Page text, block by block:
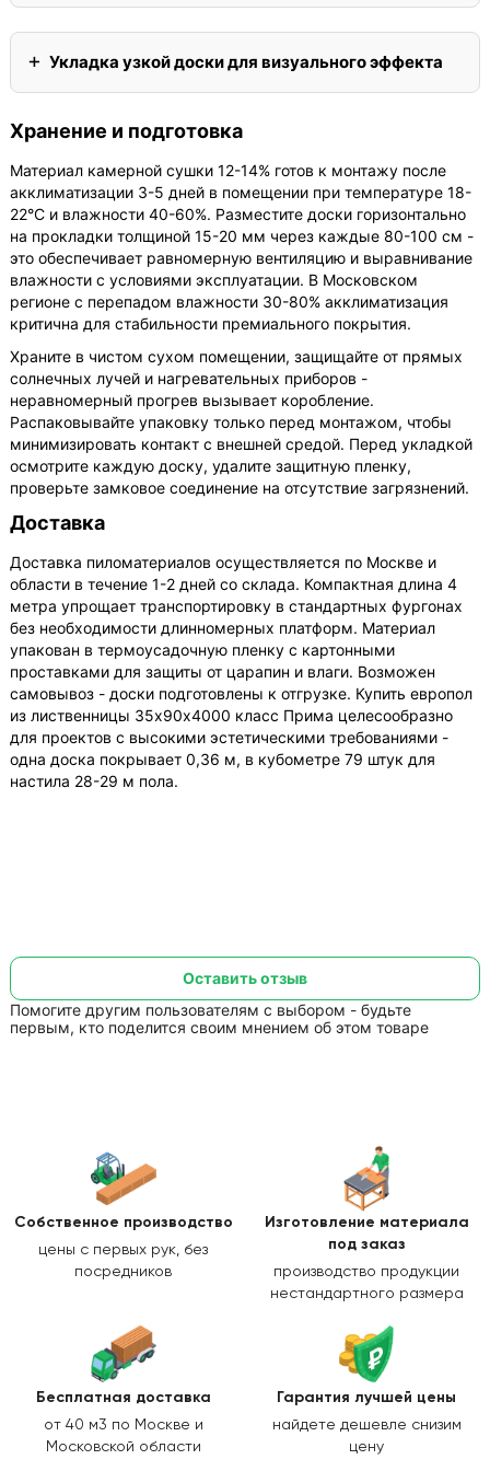
Укладка узкой доски для визуального эффекта
Хранение и подготовка
Материал камерной сушки 12-14% готов к монтажу после
акклиматизации 3-5 дней в помещении при температуре 18-
22°C и влажности 40-60%. Разместите доски горизонтально
на прокладки толщиной 15-20 мм через каждые 80-100 см -
это обеспечивает равномерную вентиляцию и выравнивание
влажности с условиями эксплуатации. В Московском
регионе с перепадом влажности 30-80% акклиматизация
критична для стабильности премиального покрытия.
Храните в чистом сухом помещении, защищайте от прямых
солнечных лучей и нагревательных приборов -
неравномерный прогрев вызывает коробление.
Распаковывайте упаковку только перед монтажом, чтобы
минимизировать контакт с внешней средой. Перед укладкой
осмотрите каждую доску, удалите защитную пленку,
проверьте замковое соединение на отсутствие загрязнений.
Доставка
Доставка пиломатериалов осуществляется по Москве и
области в течение 1-2 дней со склада. Компактная длина 4
метра упрощает транспортировку в стандартных фургонах
без необходимости длинномерных платформ. Материал
упакован в термоусадочную пленку с картонными
проставками для защиты от царапин и влаги. Возможен
самовывоз - доски подготовлены к отгрузке. Купить европол
из лиственницы 35х90х4000 класс Прима целесообразно
для проектов с высокими эстетическими требованиями -
одна доска покрывает 0,36 м, в кубометре 79 штук для
настила 28-29 м пола.
Помогите другим пользователям с выбором - будьте
первым, кто поделится своим мнением об этом товаре
Оставить отзыв
Собственное производство
цены с первых рук, без
посредников
Изготовление материала
под заказ
производство продукции
нестандартного размера
Бесплатная доставка
от 40 м3 по Москве и
Московской области
Гарантия лучшей цены
найдете дешевле снизим
цену